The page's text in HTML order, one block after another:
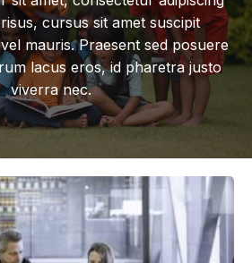
cursus sit amet suscipit
mauris. Praesent sed posuere
lacus eros, id pharetra justo
viverra nec.